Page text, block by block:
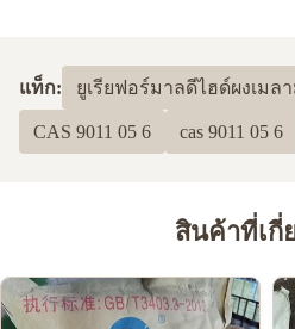
แท็ก: ยูเรียฟอร์มาลดีไฮด์ผงเม
CAS 9011 05 6 cas 9011 05 6
สินค้าที่เกี่